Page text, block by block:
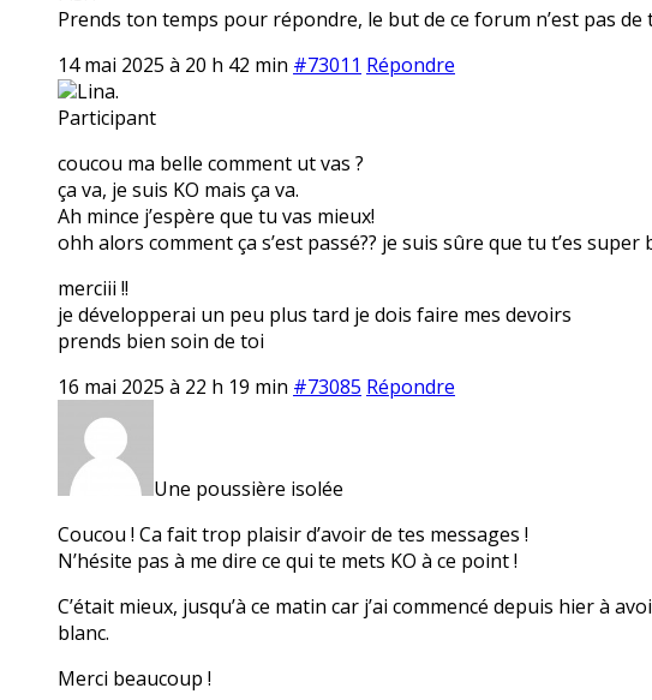
Prends ton temps pour répondre, le but de ce forum n’est pas
14 mai 2025 à 20 h 42 min #73011 Répondre
Lina.
Participant
coucou ma belle comment ut vas ?
ça va, je suis KO mais ça va.
Ah mince j’espère que tu vas mieux!
ohh alors comment ça s’est passé?? je suis sûre que tu t’es super
merciii !!
je développerai un peu plus tard je dois faire mes devoirs
prends bien soin de toi
16 mai 2025 à 22 h 19 min #73085 Répondre
Une poussière isolée
Coucou ! Ca fait trop plaisir d’avoir de tes messages !
N’hésite pas à me dire ce qui te mets KO à ce point !
C’était mieux, jusqu’à ce matin car j’ai commencé depuis hier à
blanc.
Merci beaucoup !